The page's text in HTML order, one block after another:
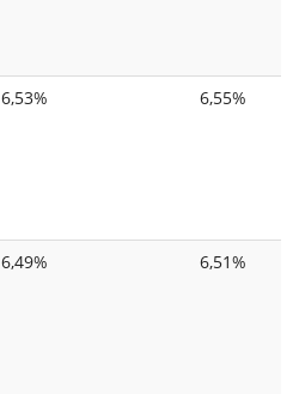
6,53% 6,55%
6,49% 6,51%